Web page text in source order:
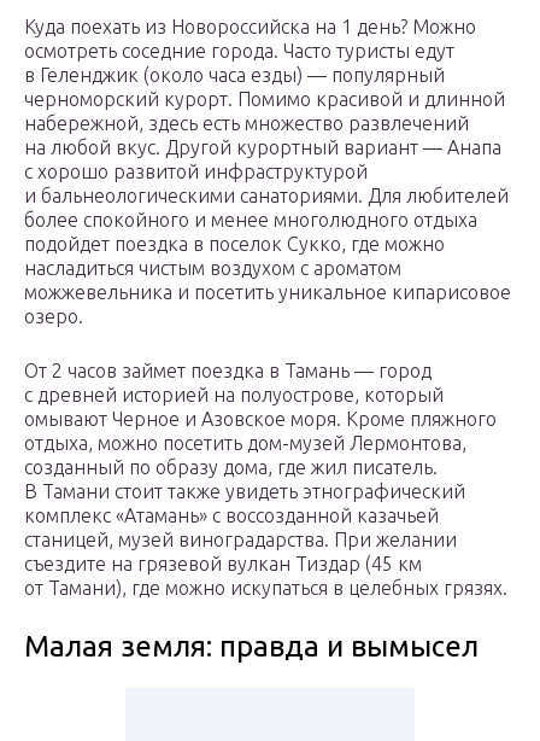
Куда поехать из Новороссийска на 1 день? Можно
осмотреть соседние города. Часто туристы едут
в Геленджик (около часа езды) — популярный
черноморский курорт. Помимо красивой и длинной
набережной, здесь есть множество развлечений
на любой вкус. Другой курортный вариант — Анапа
с хорошо развитой инфраструктурой
и бальнеологическими санаториями. Для любителей
более спокойного и менее многолюдного отдыха
подойдет поездка в поселок Сукко, где можно
насладиться чистым воздухом с ароматом
можжевельника и посетить уникальное кипарисовое
озеро.
От 2 часов займет поездка в Тамань — город
с древней историей на полуострове, который
омывают Черное и Азовское моря. Кроме пляжного
отдыха, можно посетить дом-музей Лермонтова,
созданный по образу дома, где жил писатель.
В Тамани стоит также увидеть этнографический
комплекс «Атамань» с воссозданной казачьей
станицей, музей виноградарства. При желании
съездите на грязевой вулкан Тиздар (45 км
от Тамани), где можно искупаться в целебных грязях.
Малая земля: правда и вымысел